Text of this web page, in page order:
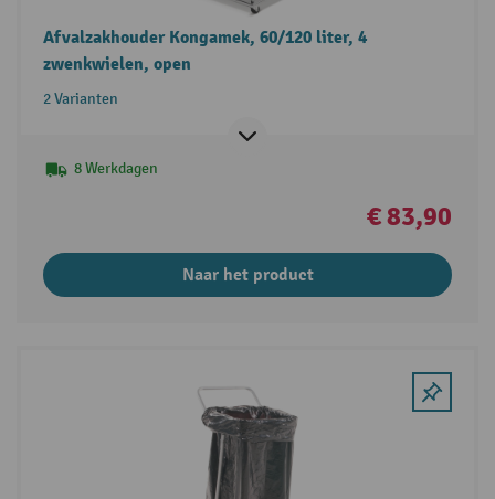
Afvalzakhouder Kongamek, 60/120 liter, 4
zwenkwielen, open
2 Varianten
8 Werkdagen
€ 83,90
Naar het product